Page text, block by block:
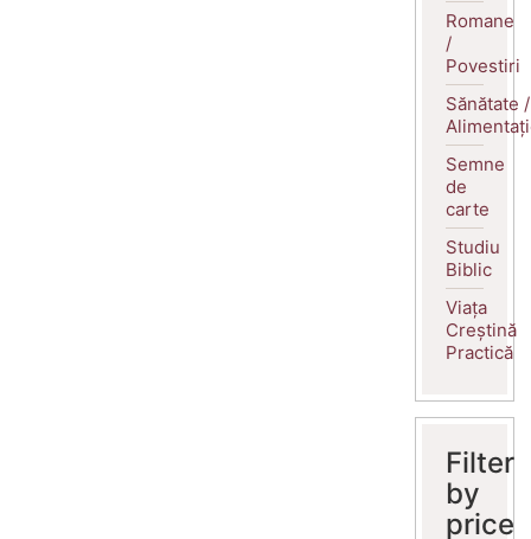
Romane
/
Povestiri
Sănătate /
Semne
de
carte
Studiu
Biblic
Viața
Creștină
Practică
Filter
by
price